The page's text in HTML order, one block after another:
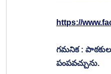
https://
గమనిక :
పంపవచ్చును.